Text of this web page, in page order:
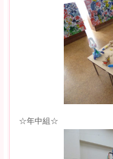
☆年中組☆